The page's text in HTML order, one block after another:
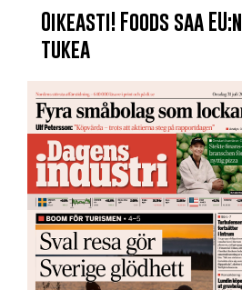
Oikeasti! Foods saa EU:n
tukea